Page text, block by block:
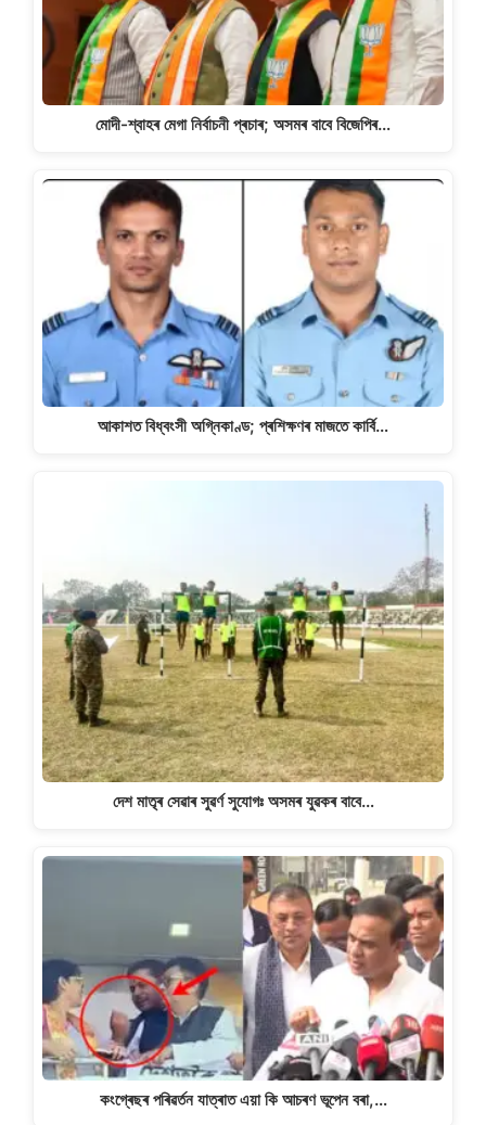
মোদী-শ্বাহৰ মেগা নিৰ্বাচনী প্ৰচাৰ; অসমৰ বাবে বিজেপিৰ…
আকাশত বিধ্বংসী অগ্নিকাণ্ড; প্ৰশিক্ষণৰ মাজতে কাৰ্বি…
দেশ মাতৃৰ সেৱাৰ সুৱৰ্ণ সুযোগঃ অসমৰ যুৱকৰ বাবে…
কংগ্ৰেছৰ পৰিৱৰ্তন যাত্ৰাত এয়া কি আচৰণ ভূপেন বৰা,…